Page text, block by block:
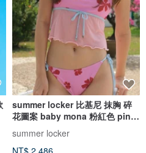
summer locker 比基尼 抹胸 碎
花圖案 baby mona 粉紅色 pink
summer locker
NT$ 2,486